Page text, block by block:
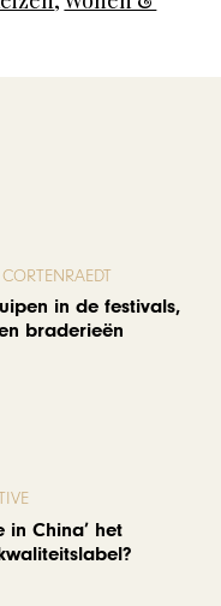
in de festivals,
braderieën
in China’ het